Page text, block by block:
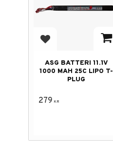
Add to favorites
ASG BATTERI 11.1V
1000 MAH 25C LIPO T-
PLUG
279 KR